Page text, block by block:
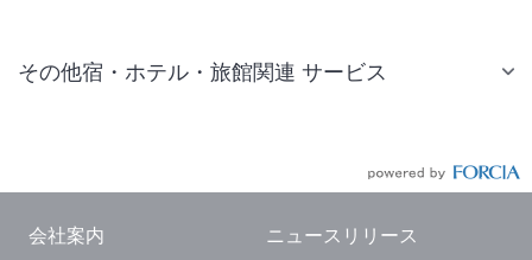
仙台 ホテル
東京ドーム ホテル
その他宿・ホテル・旅館関連 サービス
会社案内 ニュースリリース